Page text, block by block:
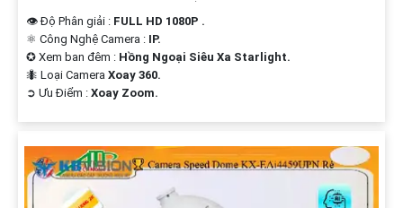
👁 Độ Phân giải : FULL HD 1080P .
⚛️ Công Nghệ Camera : IP.
✪ Xem ban đêm : Hồng Ngoại Siêu Xa Starlight.
🐜 Loại Camera Xoay 360.
️➲ Ưu Điểm : Xoay Zoom.